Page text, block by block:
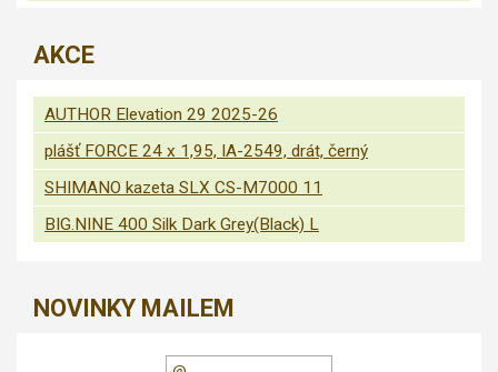
AKCE
AUTHOR Elevation 29 2025-26
plášť FORCE 24 x 1,95, IA-2549, drát, černý
SHIMANO kazeta SLX CS-M7000 11
BIG.NINE 400 Silk Dark Grey(Black) L
NOVINKY MAILEM